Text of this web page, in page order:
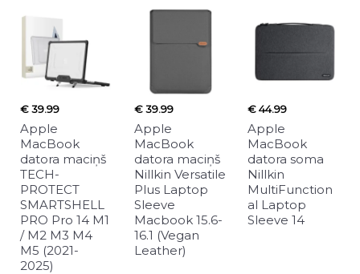
€ 39.99
Apple
MacBook
datora maciņš
TECH-
PROTECT
SMARTSHELL
PRO Pro 14 M1
/ M2 M3 M4
M5 (2021-
2025)
€ 39.99
Apple
MacBook
datora maciņš
Nillkin Versatile
Plus Laptop
Sleeve
Macbook 15.6-
16.1 (Vegan
Leather)
€ 44.99
Apple
MacBook
datora soma
Nillkin
MultiFunction
al Laptop
Sleeve 14